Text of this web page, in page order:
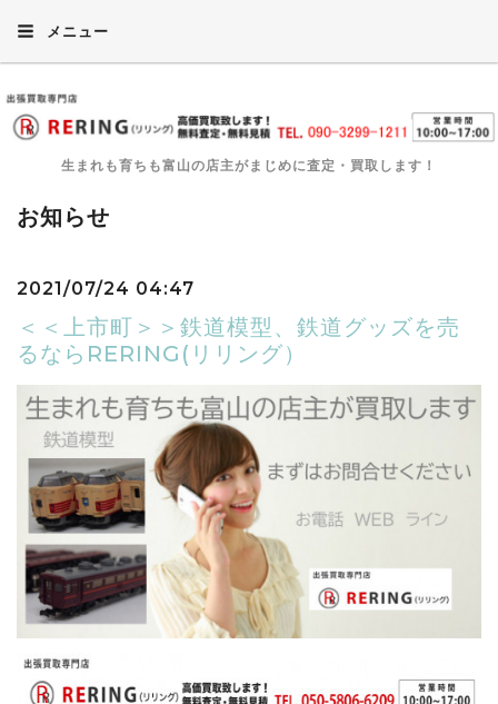
メニュー
生まれも育ちも富山の店主がまじめに査定・買取します！
お知らせ
2021/07/24 04:47
＜＜上市町＞＞鉄道模型、鉄道グッズを売
るならRERING(リリング）